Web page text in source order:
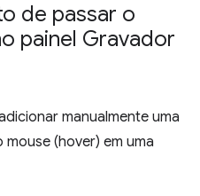
de passar o
painel Gravador
manualmente uma
(hover) em uma